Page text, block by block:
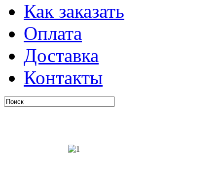
Как заказать
Оплата
Доставка
Контакты